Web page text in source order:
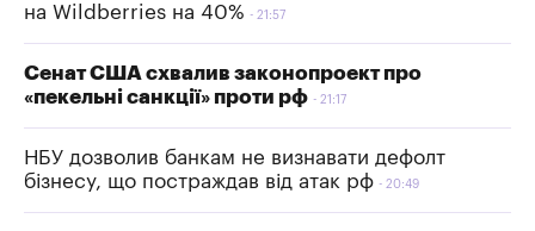
на Wildberries на 40%
21:57
Сенат США схвалив законопроект про
«пекельні санкції» проти рф
21:17
НБУ дозволив банкам не визнавати дефолт
бізнесу, що постраждав від атак рф
20:49